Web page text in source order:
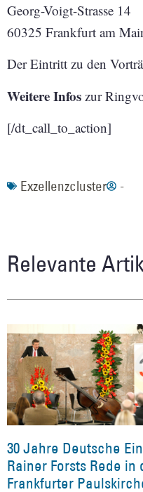
Georg-Voigt-Strasse 14
60325 Frankfurt am
Der Eintritt zu den
Weitere Infos zur
[/dt_call_to_action]
Exzellenzcluster -
Relevante
30 Jahre Deutsche
Rainer Forsts Rede in
Frankfurter